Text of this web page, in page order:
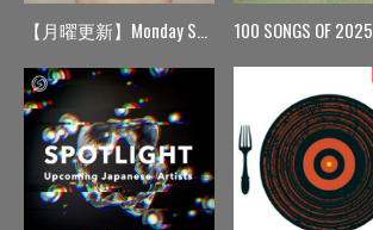
【月曜更新】Monday Spin 100 SONGS OF 2025